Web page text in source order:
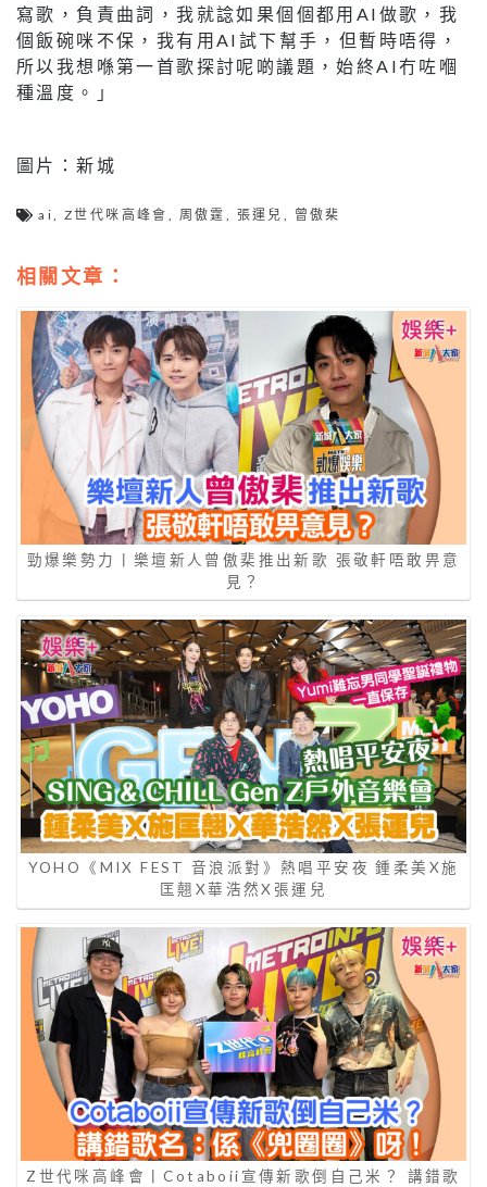
寫歌，負責曲詞，我就諗如果個個都用AI做歌，我
個飯碗咪不保，我有用AI試下幫手，但暫時唔得，
所以我想喺第一首歌探討呢啲議題，始終AI冇咗嗰
種溫度。」
圖片：新城
ai,Z世代咪高峰會 , 周傲霆 , 張運兒 , 曾傲棐
相關文章：
勁爆樂勢力丨樂壇新人曾傲棐推出新歌 張敬軒唔敢畀意
見？
YOHO《MIX FEST 音浪派對》熱唱平安夜 鍾柔美X施
匡翹X華浩然X張運兒
Z世代咪高峰會丨Cotaboii宣傳新歌倒自己米？ 講錯歌